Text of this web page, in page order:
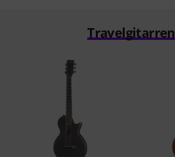
Travelgitarren